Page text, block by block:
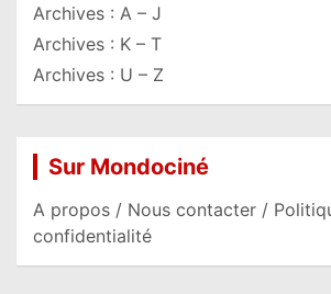
Archives : A – J
Archives : K – T
Archives : U – Z
Sur Mondociné
A propos / Nous contacter /
confidentialité